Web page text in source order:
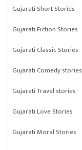
Gujarati Short Stories
Gujarati Fiction Stories
Gujarati Classic Stories
Gujarati Comedy stories
Gujarati Travel stories
Gujarati Love Stories
Gujarati Moral Stories